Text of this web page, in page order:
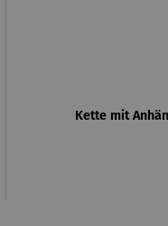
Kette mit